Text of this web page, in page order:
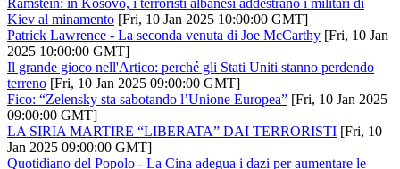
Kiev al minamento [Fri, 10 Jan 2025 10:00:00 GMT]
Patrick Lawrence - La seconda venuta di Joe McCarthy [Fri, 10 Jan
2025 10:00:00 GMT]
Il grande gioco nell'Artico: perché gli Stati Uniti stanno perdendo
terreno [Fri, 10 Jan 2025 09:00:00 GMT]
Fico: “Zelensky sta sabotando l’Unione Europea” [Fri, 10 Jan 2025
09:00:00 GMT]
LA SIRIA MARTIRE “LIBERATA” DAI TERRORISTI [Fri, 10
Jan 2025 09:00:00 GMT]
Quotidiano del Popolo - La Cina adegua i dazi per aumentare le